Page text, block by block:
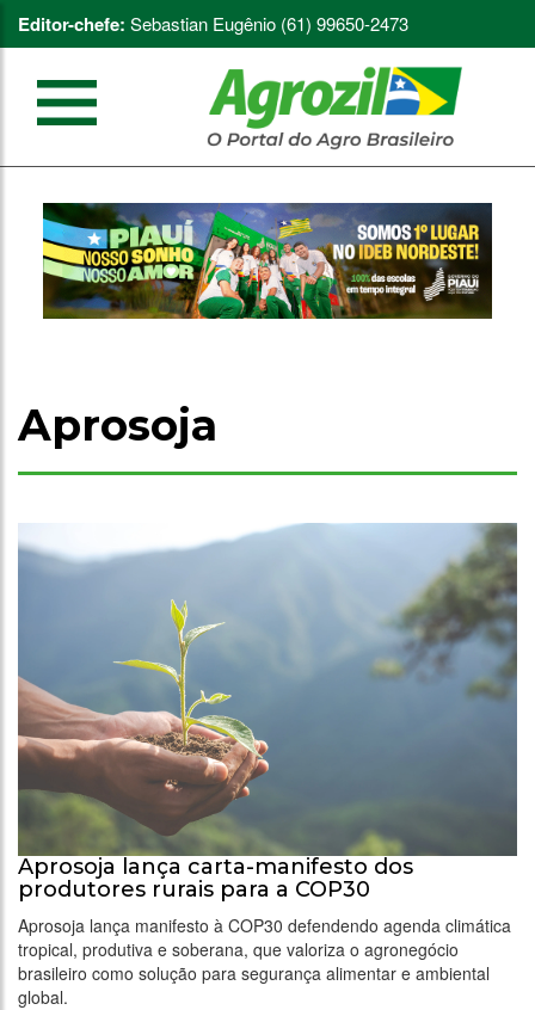
Editor-chefe: Sebastian Eugênio (61) 99650-2473
Aprosoja
Aprosoja lança carta-manifesto dos
produtores rurais para a COP30
Aprosoja lança manifesto à COP30 defendendo agenda climática
tropical, produtiva e soberana, que valoriza o agronegócio
brasileiro como solução para segurança alimentar e ambiental
global.